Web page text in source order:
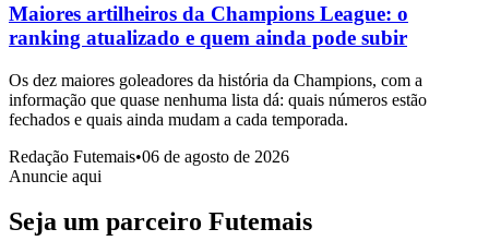
Maiores artilheiros da Champions League: o
ranking atualizado e quem ainda pode subir
Os dez maiores goleadores da história da Champions, com a
informação que quase nenhuma lista dá: quais números estão
fechados e quais ainda mudam a cada temporada.
Redação Futemais•06 de agosto de 2026
Anuncie aqui
Seja um parceiro Futemais